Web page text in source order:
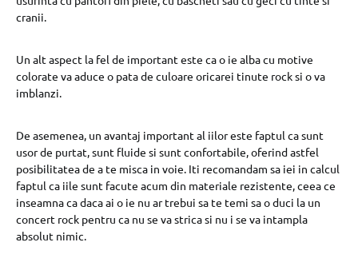
cranii.
Un alt aspect la fel de important este ca o ie alba cu motive
colorate va aduce o pata de culoare oricarei tinute rock si o va
imblanzi.
De asemenea, un avantaj important al iilor este faptul ca sunt
usor de purtat, sunt fluide si sunt confortabile, oferind astfel
posibilitatea de a te misca in voie. Iti recomandam sa iei in calcul
faptul ca iile sunt facute acum din materiale rezistente, ceea ce
inseamna ca daca ai o ie nu ar trebui sa te temi sa o duci la un
concert rock pentru ca nu se va strica si nu i se va intampla
absolut nimic.